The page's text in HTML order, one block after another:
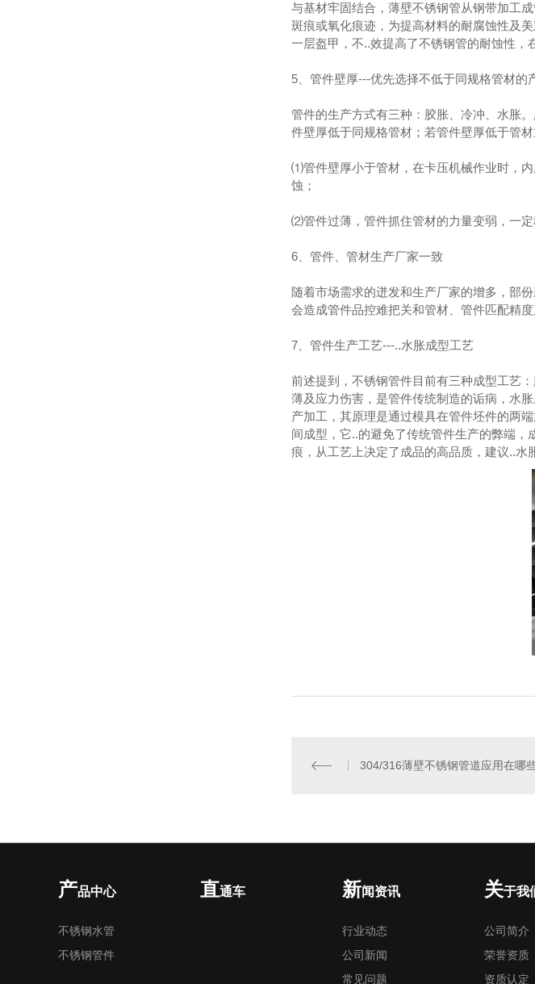
与基材牢固结合，薄壁不锈钢管从钢带加工
斑痕或氧化痕迹，为提高材料的耐腐蚀性及
一层盔甲，不..效提高了不锈钢管的耐蚀性，
5、管件壁厚---优先选择不低于同规格管材的
管件的生产方式有三种：胶胀、冷冲、水胀
件壁厚低于同规格管材；若管件壁厚低于管材
⑴管件壁厚小于管材，在卡压机械作业时，
蚀；
⑵管件过薄，管件抓住管材的力量变弱，一
6、管件、管材生产厂家一致
随着市场需求的迸发和生产厂家的增多，部
会造成管件品控难把关和管材、管件匹配精
7、管件生产工艺---..水胀成型工艺
前述提到，不锈钢管件目前有三种成型工艺
薄及应力伤害，是管件传统制造的诟病，水
产加工，其原理是通过模具在管件坯件的两
间成型，它..的避免了传统管件生产的弊端
痕，从工艺上决定了成品的高品质，建议..水
304/316薄壁不锈钢管道应用在哪
产品中心
不锈钢水管
不锈钢管件
直通车 新闻资讯
行业动态
公司新闻
常见问题
关于我
公司简介
荣誉资质
资质认定